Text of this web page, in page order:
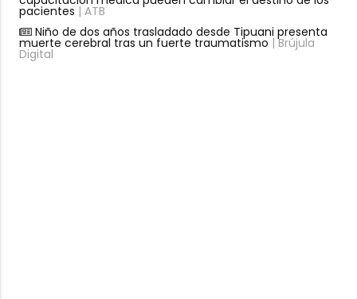
pacientes | ATB
Niño de dos años trasladado desde Tipuani presenta
muerte cerebral tras un fuerte traumatismo | Brújula
Digital